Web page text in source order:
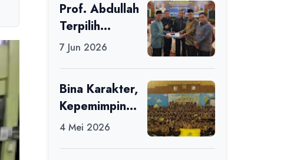
Kabupaten
Ciamis Tahun
2026
Prof. Abdullah
Terpilih
sebagai Ketua
7 Jun 2026
Bina Karakter,
Kepemimpinan
, dan
4 Mei 2026